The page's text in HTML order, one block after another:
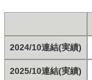
2024/10連結(実績)
2025/10連結(実績)